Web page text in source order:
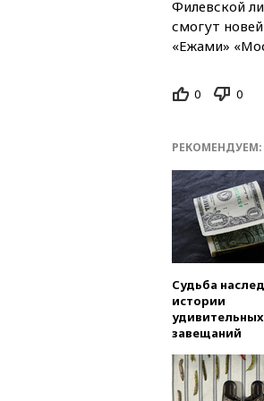
Филевской
смогут
«Ежами»
0 0
РЕКОМЕНДУЕМ:
Судьба
истории
удивительных
завещаний